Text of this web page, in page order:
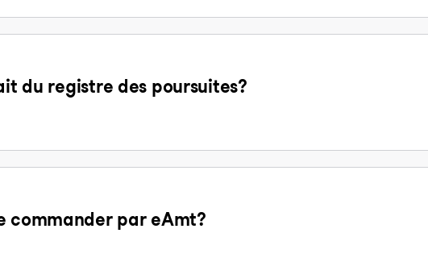
du registre des poursuites?
commander par eAmt?